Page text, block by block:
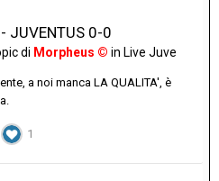
JUVENTUS 0-0
di Morpheus © in Live Juve
a noi manca LA QUALITA', è
1